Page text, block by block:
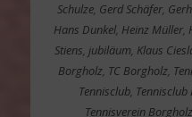
Schulze, Gerd Schäfer,
Hans Dunkel, Heinz Müller,
Stiens,jubiläum, Klaus
Borgholz, TC Borgholz,
Tennisclub,
Tennisverein Borgholz